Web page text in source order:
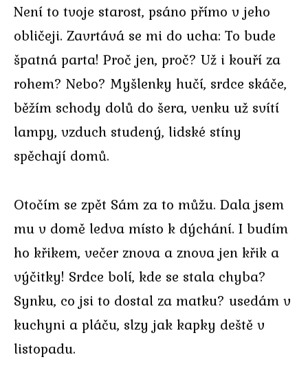
Není to tvoje starost, psáno přímo v jeho
obličeji. Zavrtává se mi do ucha: To bude
špatná parta! Proč jen, proč? Už i kouří za
rohem? Nebo? Myšlenky hučí, srdce skáče,
běžím schody dolů do šera, venku už svítí
lampy, vzduch studený, lidské stíny
spěchají domů.
Otočím se zpět Sám za to můžu. Dala jsem
mu v domě ledva místo k dýchání. I budím
ho křikem, večer znova a znova jen křik a
výčitky! Srdce bolí, kde se stala chyba?
Synku, co jsi to dostal za matku? usedám v
kuchyni a pláču, slzy jak kapky deště v
listopadu.